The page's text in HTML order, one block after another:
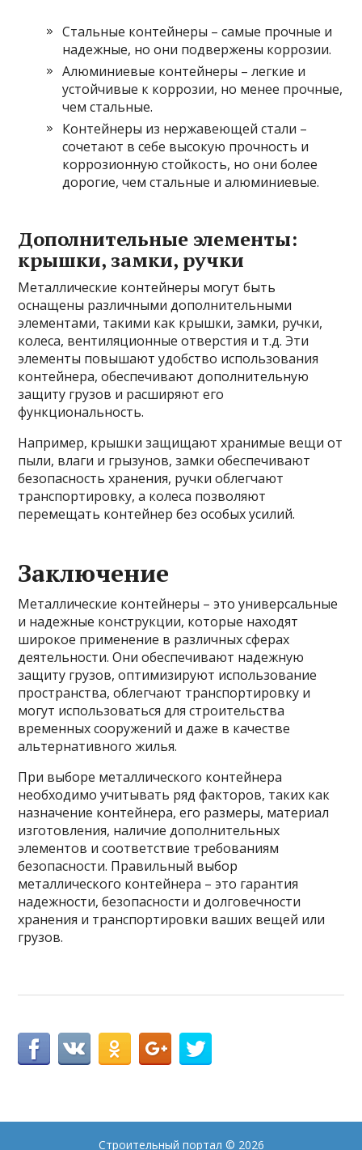
Стальные контейнеры – самые прочные и
надежные, но они подвержены коррозии.
Алюминиевые контейнеры – легкие и
устойчивые к коррозии, но менее прочные,
чем стальные.
Контейнеры из нержавеющей стали –
сочетают в себе высокую прочность и
коррозионную стойкость, но они более
дорогие, чем стальные и алюминиевые.
Дополнительные элементы:
крышки, замки, ручки
Металлические контейнеры могут быть
оснащены различными дополнительными
элементами, такими как крышки, замки, ручки,
колеса, вентиляционные отверстия и т.д. Эти
элементы повышают удобство использования
контейнера, обеспечивают дополнительную
защиту грузов и расширяют его
функциональность.
Например, крышки защищают хранимые вещи от
пыли, влаги и грызунов, замки обеспечивают
безопасность хранения, ручки облегчают
транспортировку, а колеса позволяют
перемещать контейнер без особых усилий.
Заключение
Металлические контейнеры – это универсальные
и надежные конструкции, которые находят
широкое применение в различных сферах
деятельности. Они обеспечивают надежную
защиту грузов, оптимизируют использование
пространства, облегчают транспортировку и
могут использоваться для строительства
временных сооружений и даже в качестве
альтернативного жилья.
При выборе металлического контейнера
необходимо учитывать ряд факторов, таких как
назначение контейнера, его размеры, материал
изготовления, наличие дополнительных
элементов и соответствие требованиям
безопасности. Правильный выбор
металлического контейнера – это гарантия
надежности, безопасности и долговечности
хранения и транспортировки ваших вещей или
грузов.
Строительный портал © 2026